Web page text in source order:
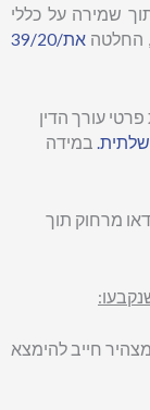
שמירה על כללי
החלטה את/39/20
עורך הדין
במידה
מרחוק תוך
חייב להימצא